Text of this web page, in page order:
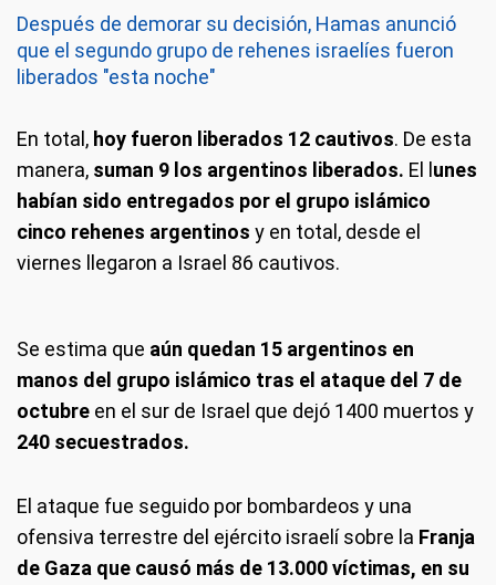
Después de demorar su decisión, Hamas anunció
que el segundo grupo de rehenes israelíes fueron
liberados "esta noche"
En total, hoy fueron liberados 12 cautivos. De esta
manera, suman 9 los argentinos liberados. El lunes
habían sido entregados por el grupo islámico
cinco rehenes argentinos y en total, desde el
viernes llegaron a Israel 86 cautivos.
Se estima que aún quedan 15 argentinos en
manos del grupo islámico tras el ataque del 7 de
octubre en el sur de Israel que dejó 1400 muertos y
240 secuestrados.
El ataque fue seguido por bombardeos y una
ofensiva terrestre del ejército israelí sobre la Franja
de Gaza que causó más de 13.000 víctimas, en su